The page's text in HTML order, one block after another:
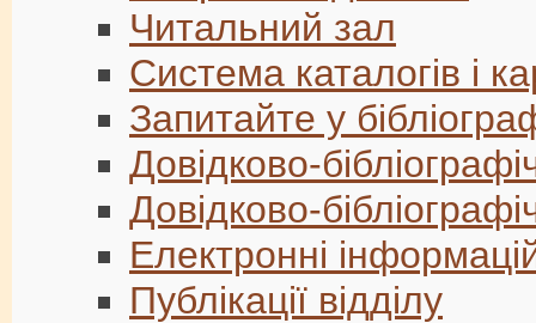
Читальний зал
Система каталогів і
Запитайте у
Довідково-
Довідково-
Електронні
Публікації відділу